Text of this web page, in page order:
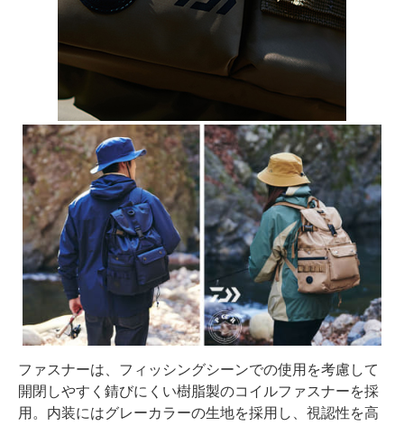
ファスナーは、フィッシングシーンでの使用を考慮して
開閉しやすく錆びにくい樹脂製のコイルファスナーを採
用。内装にはグレーカラーの生地を採用し、視認性を高